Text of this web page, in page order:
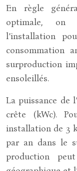
En règle
optimale, on
l’installation
consommation
surproduction
ensoleillés.
La puissance de
crête (kWc).
installation de 3
par an dans le
production